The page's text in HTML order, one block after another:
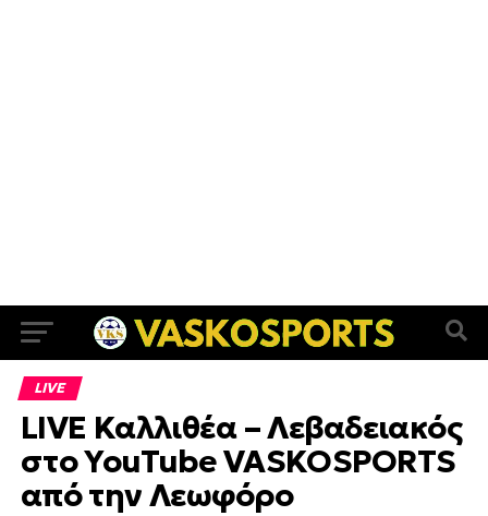
LIVE
LIVE Καλλιθέα – Λεβαδειακός
στο YouTube VASKOSPORTS
από την Λεωφόρο